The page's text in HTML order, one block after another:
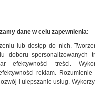
dane w celu zapewnienia:
lub dostęp do nich.
doboru spersonalizowanych
efektywności treści.
reklam.
i ulepszanie usług.